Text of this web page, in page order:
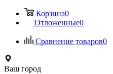
Корзина0
Отложенные0
Сравнение товаров0
Ваш город